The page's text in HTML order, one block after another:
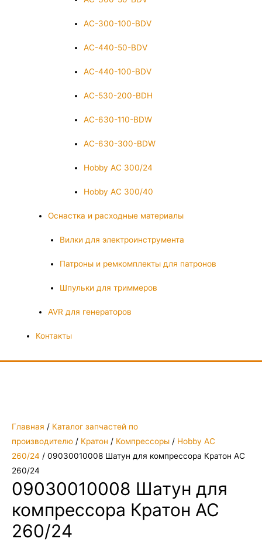
AC-300-100-BDV
AC-440-50-BDV
AC-440-100-BDV
AC-530-200-BDH
AC-630-110-BDW
AC-630-300-BDW
Hobby AC 300/24
Hobby AC 300/40
Оснастка и расходные материалы
Вилки для электроинструмента
Патроны и ремкомплекты для патронов
Шпульки для триммеров
AVR для генераторов
Контакты
Главная / Каталог запчастей по
производителю / Кратон / Компрессоры / Hobby AC
260/24 / 09030010008 Шатун для компрессора Кратон AC
260/24
09030010008 Шатун для
компрессора Кратон AC
260/24